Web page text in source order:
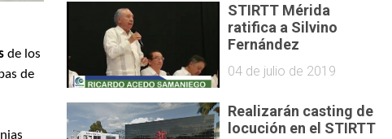
de los
de
STIRTT Mérida
ratifica a Silvino
Fernández
04 de julio de 2019
Realizarán casting de
locución en el STIRTT